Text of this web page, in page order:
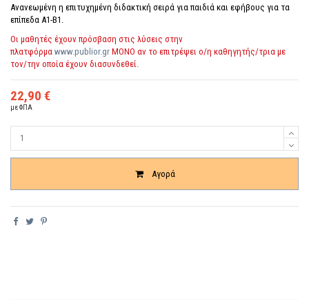
Ανανεωμένη η επιτυχημένη διδακτική σειρά για παιδιά και εφήβους για τα
επίπεδα Α1-Β1.
Οι μαθητές έχουν πρόσβαση στις λύσεις στην
πλατφόρμα www.publior.gr ΜΟΝΟ αν το επιτρέψει ο/η καθηγητής/τρια με
τον/την οποία έχουν διασυνδεθεί.
22,90 €
με ΦΠΑ
Αγορά